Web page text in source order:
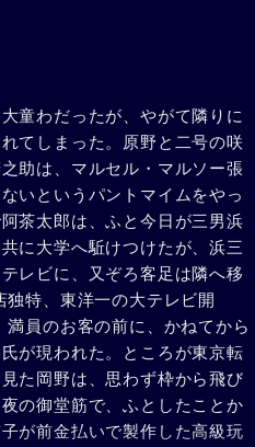
童わだったが、やがて隣りに
てしまった。原野と二号の咲
助は、マルセル・マルソー張
いというパントマイムをやっ
茶太郎は、ふと今日が三男浜
に大学へ駈けつけたが、浜三
レビに、又ぞろ客足は隣へ移
独特、東洋一の大テレビ開
員のお客の前に、かねてから
が現われた。ところが東京転
た岡野は、思わず枠から飛び
の御堂筋で、ふとしたことか
が前金払いで製作した高級玩